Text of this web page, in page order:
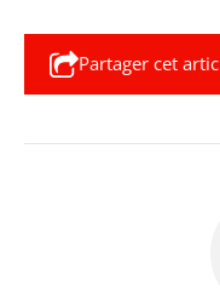
Partager cet